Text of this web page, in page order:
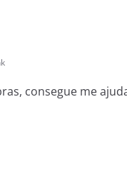
consegue me